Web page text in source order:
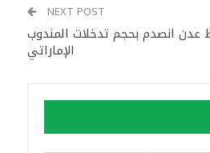
NEXT POST
عدن انصدم بحجم تدخلات المندوب
الإماراتي